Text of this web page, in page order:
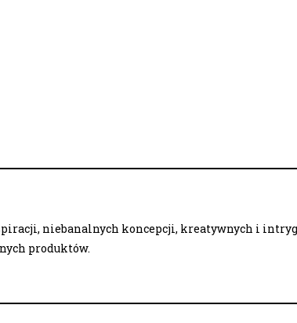
niebanalnych koncepcji, kreatywnych i
produktów.